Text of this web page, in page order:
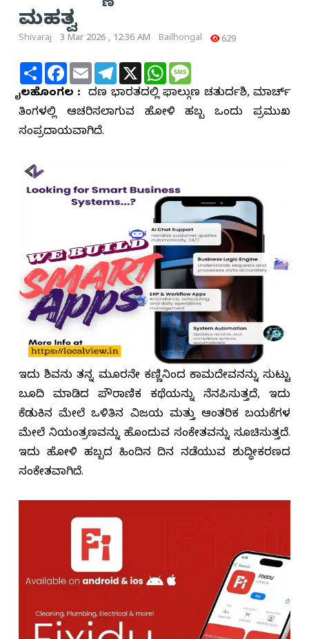
ಮಹತ್ವ
Shivaraj 3 Mar 2026 , 12:36 AM Bailhongal 629
ShareFacebook
Email Telegram
X WhatsApp
ಬೈಲಹೊಂಗಲ : ದಕ್ಷಿಣ ಭಾರತದಲ್ಲಿ ಫಾಲ್ಗುಣ ಚತುರ್ದಶಿ, ಮಾರ್ಚ್
ತಿಂಗಳಲ್ಲಿ ಆಚರಿಸಲಾಗುವ ಹೋಳಿ ಹಬ್ಬ ಒಂದು ಪ್ರಮುಖ
ಸಂಪ್ರದಾಯವಾಗಿದೆ.
ಇದು ಶಿವನು ತನ್ನ ಮೂರನೇ ಕಣ್ಣಿನಿಂದ ಕಾಮದೇವನನ್ನು ಸುಟ್ಟು
ಬೂದಿ ಮಾಡಿದ ಪೌರಾಣಿಕ ಕಥೆಯನ್ನು ನೆನಪಿಸುತ್ತದೆ, ಇದು
ಕೆಡುಕಿನ ಮೇಲೆ ಒಳಿತಿನ ವಿಜಯ ಮತ್ತು ಆಂತರಿಕ ಬಯಕೆಗಳ
ಮೇಲೆ ನಿಯಂತ್ರಣವನ್ನು ಹೊಂದುವ ಸಂಕೇತವನ್ನು ಸೂಚಿಸುತ್ತದೆ.
ಇದು ಹೋಳಿ ಹಬ್ಬದ ಹಿಂದಿನ ದಿನ ನಡೆಯುವ ಶುದ್ಧೀಕರಣದ
ಸಂಕೇತವಾಗಿದೆ.